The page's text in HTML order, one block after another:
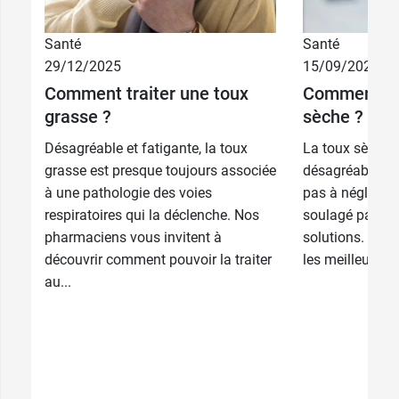
Pourraient apparaître :
des
telles
que prurit, éruption érythémateuse, urticaire,
angio-œdème ; dans ce cas, arrêter le
traitement et consulter immédiatement un
médecin ;
unedermatose bulleuse(éruption de
boutons, bulles sur la peau pouvant aussi
affecter la bouche, décollement de la peau),
cesser immédiatement le traitement et
consulter un médecin d'urgence
unérythème pigmenté fixe(plaques brunes
ou violacées pouvant laisser une coloration
Santé
29/12/2025
Comment traiter une toux
grasse ?
Désagréable et fatigante, la toux
grasse est presque toujours associée
à une pathologie des voies
respiratoires qui la déclenche. Nos
pharmaciens vous invitent à
découvrir comment pouvoir la traiter
au...
Santé
15/09/2025
Comment
sèche ?
La toux sèche
désagréable
pas à
soulagé par le
solutions.
les meilleurs